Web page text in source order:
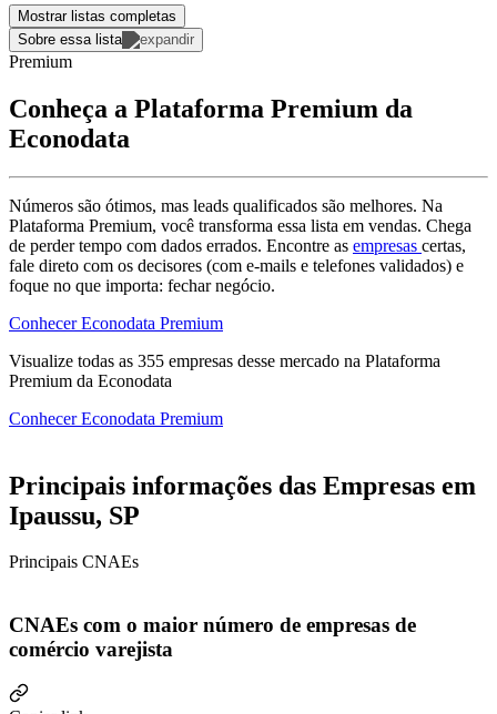
Mostrar listas completas
Sobre essa lista
Premium
Conheça a Plataforma Premium da
Econodata
Números são ótimos, mas leads qualificados são melhores. Na
Plataforma Premium, você transforma essa lista em vendas. Chega
de perder tempo com dados errados. Encontre as empresas certas,
fale direto com os decisores (com e-mails e telefones validados) e
foque no que importa: fechar negócio.
Conhecer Econodata Premium
Visualize todas as 355 empresas desse mercado na Plataforma
Premium da Econodata
Conhecer Econodata Premium
Principais informações das Empresas em
Ipaussu, SP
Principais CNAEs
CNAEs com o maior número de empresas de
comércio varejista